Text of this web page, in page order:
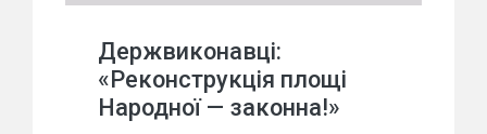
Держвиконавці:
«Реконструкція площі
Народної — законна!»